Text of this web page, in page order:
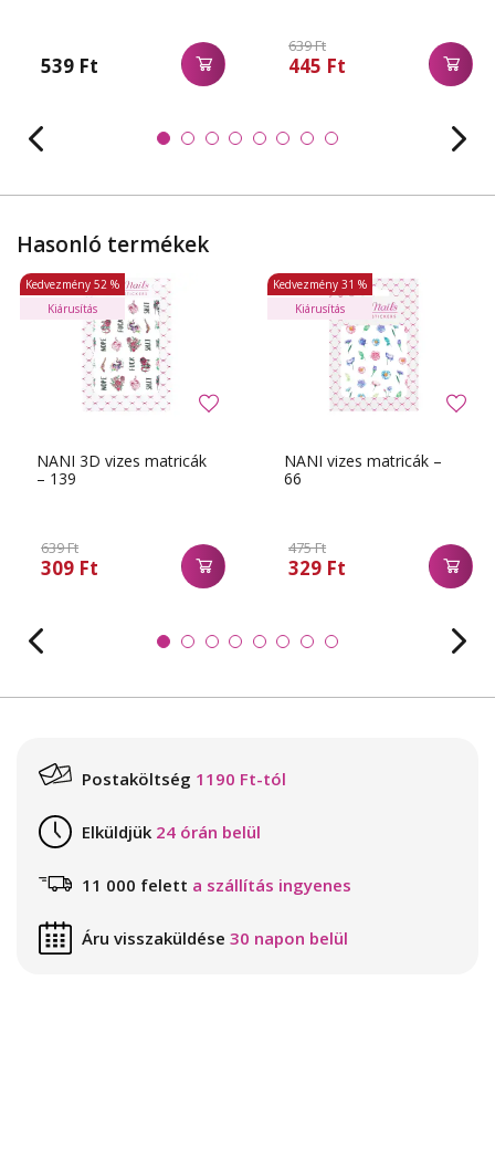
539 Ft
639 Ft
445 Ft
Hasonló termékek
NANI 3D vizes matricák
– 139
639 Ft
309 Ft
Kedvezmény 52 %
Kiárusítás
NANI vizes matricák –
66
475 Ft
329 Ft
Kedvezmény 31 %
Kiárusítás
Postaköltség 1190 Ft-tól
Elküldjük 24 órán belül
11 000 felett a szállítás ingyenes
Áru visszaküldése 30 napon belül